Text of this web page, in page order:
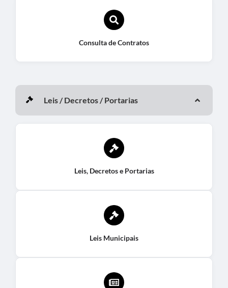
Consulta de Contratos
Leis / Decretos / Portarias
Leis, Decretos e Portarias
Leis Municipais